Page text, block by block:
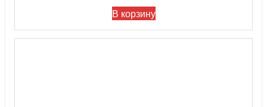
В корзину